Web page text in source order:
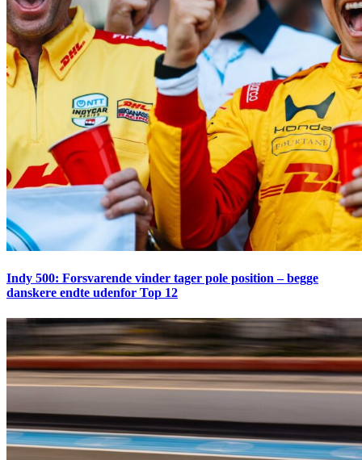
Indy 500: Forsvarende vinder tager pole position – begge
danskere endte udenfor Top 12